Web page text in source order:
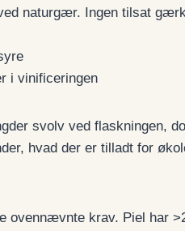
naturgær. Ingen tilsat
i vinificeringen
svolv ved flaskningen,
hvad der er tilladt for
ovennævnte krav. Piel har